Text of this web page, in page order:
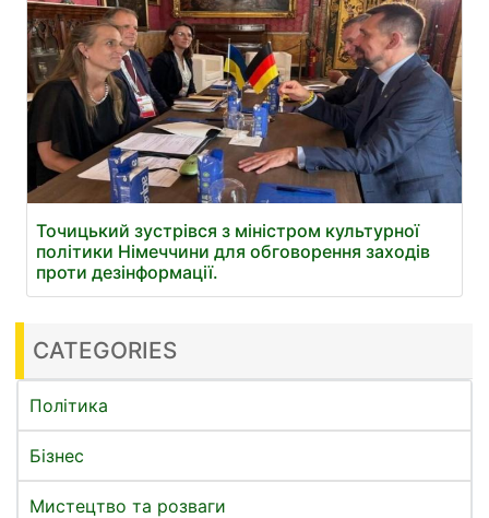
Точицький зустрівся з міністром культурної
політики Німеччини для обговорення заходів
проти дезінформації.
CATEGORIES
Політика
Бізнес
Мистецтво та розваги